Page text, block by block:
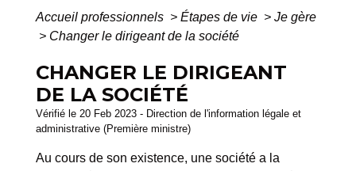
Accueil professionnels > Étapes de vie > Je gère
> Changer le dirigeant de la société
CHANGER LE DIRIGEANT
DE LA SOCIÉTÉ
Vérifié le 20 Feb 2023 - Direction de l'information légale et
administrative (Première ministre)
Au cours de son existence, une société a la